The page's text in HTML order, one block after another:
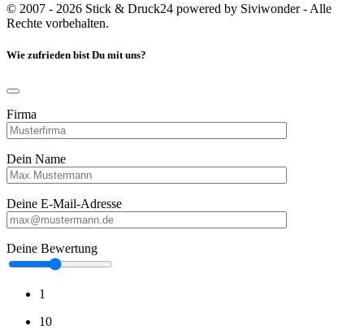
© 2007 - 2026 Stick & Druck24 powered by Siviwonder - Alle
Rechte vorbehalten.
Wie zufrieden bist Du mit uns?
Firma
Dein Name
Deine E-Mail-Adresse
Deine Bewertung
1
10